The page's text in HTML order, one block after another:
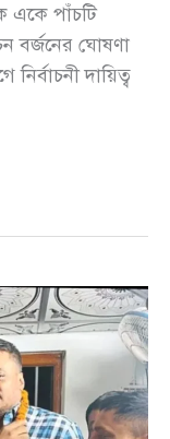
একে পাঁচটি
বর্জনের ঘোষণা
দায়িত্ব